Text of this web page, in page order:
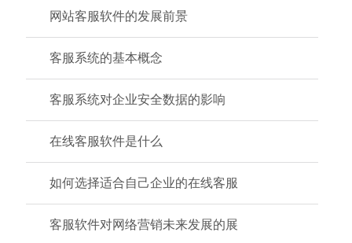
网站客服软件的发展前景
客服系统的基本概念
客服系统对企业安全数据的影响
在线客服软件是什么
如何选择适合自己企业的在线客服
客服软件对网络营销未来发展的展